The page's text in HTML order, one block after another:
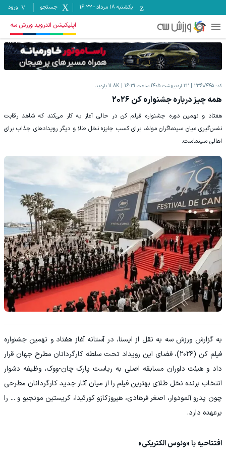
یکشنبه ۱۸ مرداد -
16:22 جستجو ورود
اپلیکیشن اندروید ورزش سه
کد: 2360445 22 اردیبهشت 1405 ساعت 16:31 11.8K بازدید
همه چیز درباره جشنواره کن ۲۰۲۶
هفتاد و نهمین دوره جشنواره فیلم کن در حالی آغاز به کار می‌کند که شاهد رقابت
نفس‌گیری میان سینماگران مولف برای کسب جایزه نخل طلا و دیگر رویدادهای جذاب برای
اهالی سینماست.
به گزارش ورزش سه به نقل از ایسنا، در آستانه آغاز هفتاد و نهمین جشنواره
فیلم کن (۲۰۲۶)، فضای این رویداد تحت سلطه کارگردانان مطرح جهان قرار
داد و هیئت داوران مسابقه اصلی به ریاست پارک چان-ووک، وظیفه دشوار
انتخاب برنده نخل طلای بهترین فیلم را از میان آثار جدید کارگردانان مطرحی
چون پدرو آلمودوار، اصغر فرهادی، هیروزکازو کورئیدا، کریستین مونجیو و ... را
برعهده دارد.
افتتاحیه با «ونوس الکتریکی»